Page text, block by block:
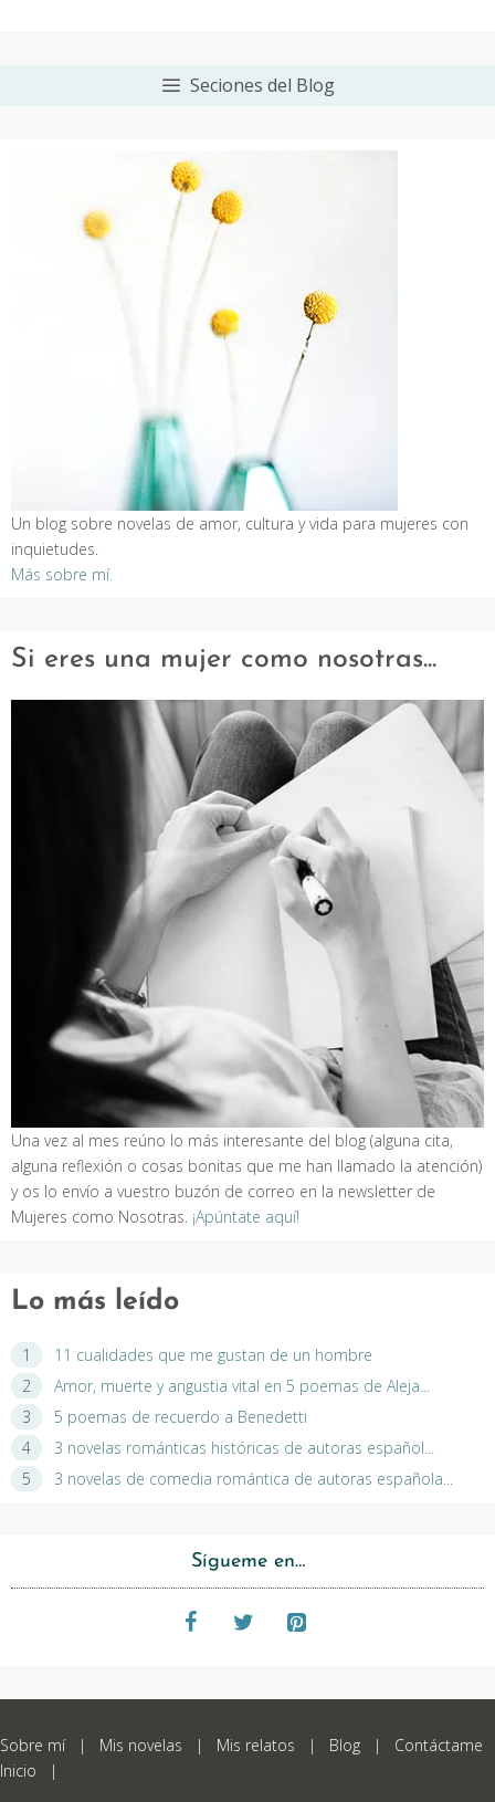
Seciones del Blog
Un blog sobre novelas de amor, cultura y vida para mujeres con
inquietudes.
Más sobre mí.
Si eres una mujer como nosotras...
Una vez al mes reúno lo más interesante del blog (alguna cita,
alguna reflexión o cosas bonitas que me han llamado la atención)
y os lo envío a vuestro buzón de correo en la newsletter de
Mujeres como Nosotras. ¡Apúntate aquí!
Lo más leído
11 cualidades que me gustan de un hombre
Amor, muerte y angustia vital en 5 poemas de Aleja...
5 poemas de recuerdo a Benedetti
3 novelas románticas históricas de autoras español...
3 novelas de comedia romántica de autoras española...
Sígueme en…
Sobre mí| Mis novelas | Mis relatos | Blog | Contáctame
Inicio |